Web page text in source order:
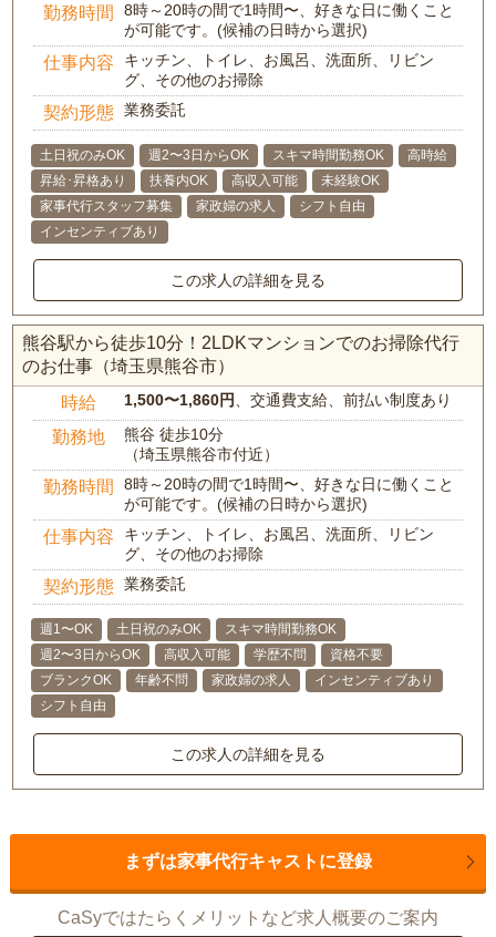
勤務時間
8時～20時の間で1時間〜、好きな日に働くこと
が可能です。(候補の日時から選択)
仕事内容
キッチン、トイレ、お風呂、洗面所、リビン
グ、その他のお掃除
契約形態 業務委託
土日祝のみOK 週2〜3日からOK スキマ時間勤務OK
高時給
昇給･昇格あり
扶養内OK 高収入可能
未経験OK
家事代行スタッフ募集
家政婦の求人
シフト自由
インセンティブあり
この求人の詳細を見る
熊谷駅から徒歩10分！2LDKマンションでのお掃除代行
のお仕事（埼玉県熊谷市）
時給 1,500〜1,860円、交通費支給、前払い制度あり
勤務地
熊谷 徒歩10分
（埼玉県熊谷市付近）
勤務時間
8時～20時の間で1時間〜、好きな日に働くこと
が可能です。(候補の日時から選択)
仕事内容
キッチン、トイレ、お風呂、洗面所、リビン
グ、その他のお掃除
契約形態 業務委託
週1〜OK 土日祝のみOK
スキマ時間勤務OK
週2〜3日からOK
高収入可能 学歴不問
資格不要
ブランクOK
年齢不問 家政婦の求人
インセンティブあり
シフト自由
この求人の詳細を見る
まずは家事代行キャストに登録
CaSyではたらくメリットなど求人概要のご案内